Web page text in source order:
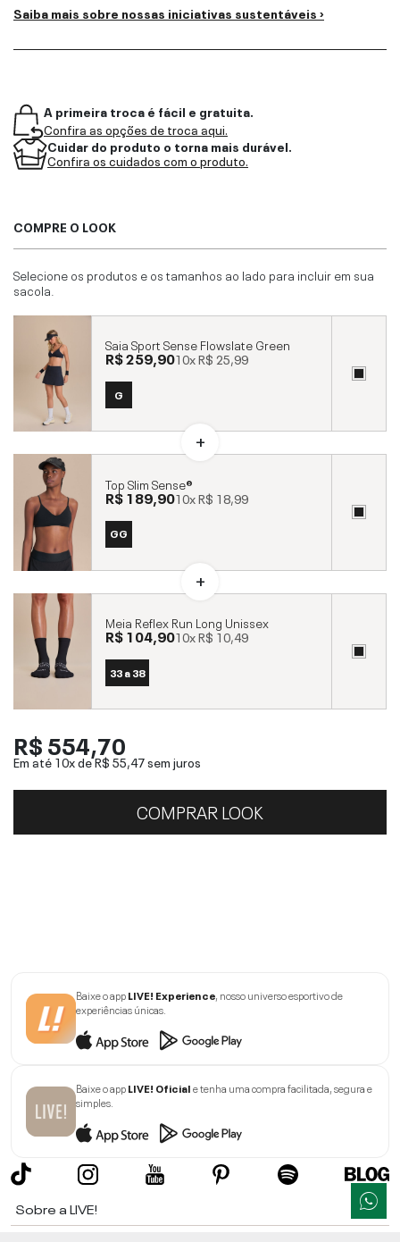
Saiba mais sobre nossas iniciativas sustentáveis ›
A primeira troca é fácil e gratuita.
Confira as opções de troca aqui.
Cuidar do produto o torna mais durável.
Confira os cuidados com o produto.
COMPRE O LOOK
Selecione os produtos e os tamanhos ao lado para incluir em sua
sacola.
Saia Sport Sense Flowslate Green
R$ 259,9010xR$ 25,99
G
Top Slim Sense®
R$ 189,9010xR$ 18,99
GG
Meia Reflex Run Long Unissex
R$ 104,9010xR$ 10,49
33 a 38
R$ 554,70
Em até 10x deR$ 55,47sem juros
COMPRAR LOOK
Baixe o appLIVE! Experience, nosso universo esportivo de
experiências únicas.
Baixe o appLIVE! Oficiale tenha uma compra facilitada, segura e
simples.
Sobre a LIVE!